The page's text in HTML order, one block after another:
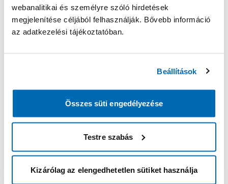
webanalitikai és személyre szóló hirdetések
megjelenítése céljából felhasználják. Bővebb információ
az adatkezelési tájékoztatóban.
Beállítások
Összes süti engedélyezése
Testre szabás
Kizárólag az elengedhetetlen sütiket használja